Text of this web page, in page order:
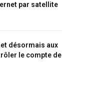
par satellite
désormais aux
le compte de